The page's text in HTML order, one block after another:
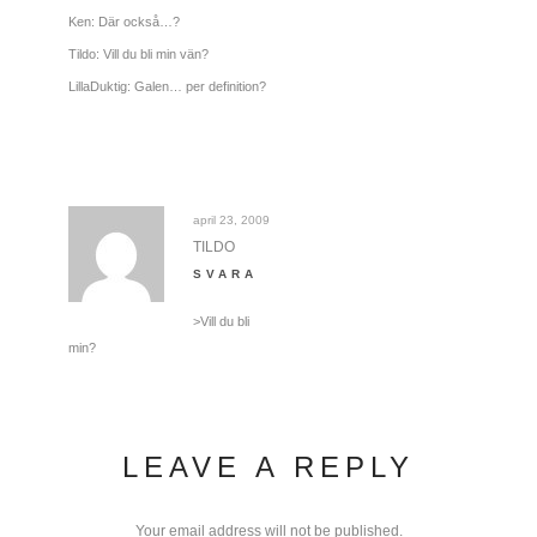
Ken: Där också…?
Tildo: Vill du bli min vän?
LillaDuktig: Galen… per definition?
april 23, 2009
TILDO
SVARA
>Vill du bli
min?
LEAVE A REPLY
Your email address will not be published.